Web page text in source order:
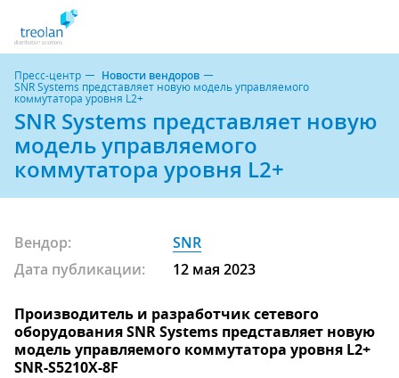
Пресс-центр Новости вендоров
SNR Systems представляет новую модель управляемого
коммутатора уровня L2+
SNR Systems представляет новую
модель управляемого
коммутатора уровня L2+
Вендор:
SNR
Дата публикации:
12 мая 2023
Производитель и разработчик сетевого
оборудования SNR Systems представляет новую
модель управляемого коммутатора уровня L2+
SNR-S5210X-8F